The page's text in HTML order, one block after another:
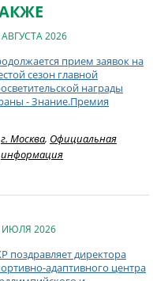
АВГУСТА 2026
прием заявок на
сезон главной
награды
- Знание.Премия
г. Москва, Официальная
информация
ИЮЛЯ 2026
поздравляет директора
адаптивного центра